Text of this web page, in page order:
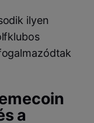
ilyen
a